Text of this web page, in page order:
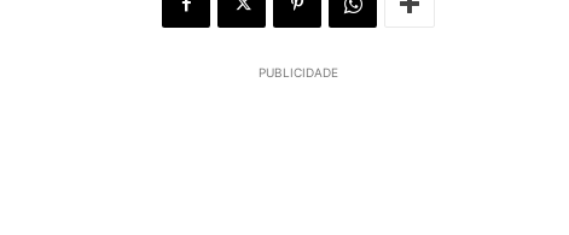
PUBLICIDADE